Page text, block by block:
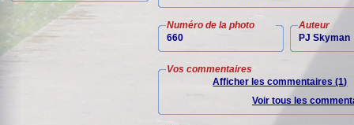
Numéro de la photo
660
Auteur
PJ Skyman
Vos commentaires
Afficher les commentaires (1)
Voir tous les